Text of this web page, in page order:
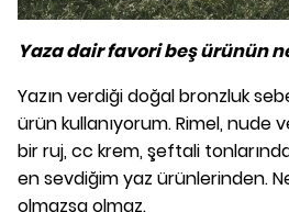
Yaza dair favori beş ürünün
Yazın verdiği doğal bronzluk
ürün kullanıyorum. Rimel, nude
bir ruj, cc krem, şeftali
en sevdiğim yaz ürünlerinden.
olmazsa olmaz.